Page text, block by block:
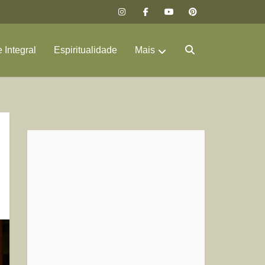
Integral Espiritualidade Mais